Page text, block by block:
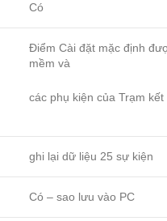
Có
Điểm Cài đặt mặc định
mềm và
các phụ kiện của Trạm
ghi lại dữ liệu 25 sự kiện
Có – sao lưu vào PC